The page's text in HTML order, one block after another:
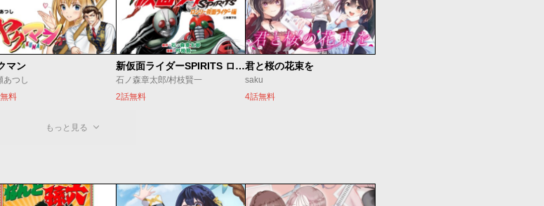
マン
あつし
料
新仮面ライダーSPIRITS ロンリー仮面ライダー編
石ノ森章太郎/村枝賢一
2話無料
君と桜の花束を
saku
4話無料
もっと見る